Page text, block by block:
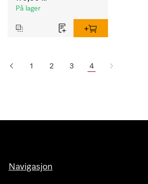
På lager
1 2 3 4
Navigasjon